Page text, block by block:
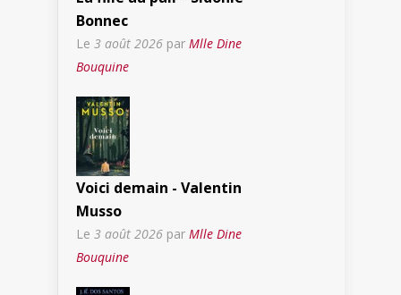
Bonnec
Le 3 août 2026 par Mlle Dine
Bouquine
Voici demain - Valentin
Musso
Le 3 août 2026 par Mlle Dine
Bouquine